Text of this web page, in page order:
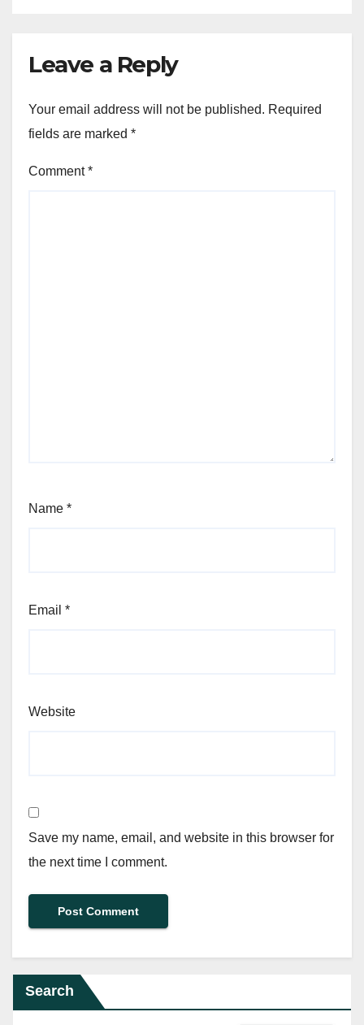
Leave a Reply
Your email address will not be published. Required
fields are marked *
Comment*
Name *
Email *
Website
Save my name, email, and website in this browser for
the next time I comment.
Search